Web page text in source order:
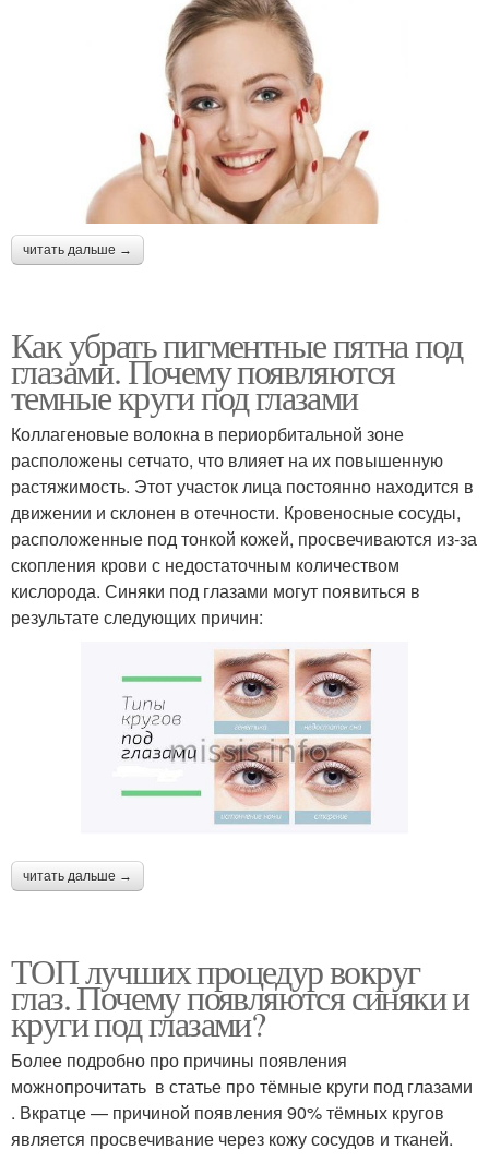
читать дальше →
Как убрать пигментные пятна под
глазами. Почему появляются
темные круги под глазами
Коллагеновые волокна в периорбитальной зоне
расположены сетчато, что влияет на их повышенную
растяжимость. Этот участок лица постоянно находится в
движении и склонен в отечности. Кровеносные сосуды,
расположенные под тонкой кожей, просвечиваются из-за
скопления крови с недостаточным количеством
кислорода. Синяки под глазами могут появиться в
результате следующих причин:
читать дальше →
ТОП лучших процедур вокруг
глаз. Почему появляются синяки и
круги под глазами?
Более подробно про причины появления
можнопрочитать в статье про тёмные круги под глазами
. Вкратце — причиной появления 90% тёмных кругов
является просвечивание через кожу сосудов и тканей.